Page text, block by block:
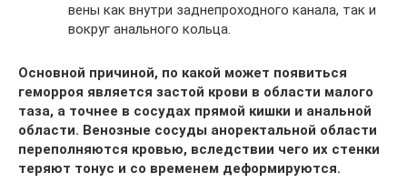
вены как внутри заднепроходного канала, так и
вокруг анального кольца.
Основной причиной, по какой может появиться
геморроя является застой крови в области малого
таза, а точнее в сосудах прямой кишки и анальной
области. Венозные сосуды аноректальной области
переполняются кровью, вследствии чего их стенки
теряют тонус и со временем деформируются.